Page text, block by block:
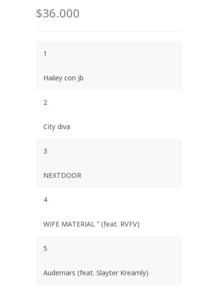
$36.000
1
Hailey con jb
2
City diva
3
NEXTDOOR
4
WIFE MATERIAL ” (feat. RVFV)
5
Audemars (feat. Slayter Kreamly)